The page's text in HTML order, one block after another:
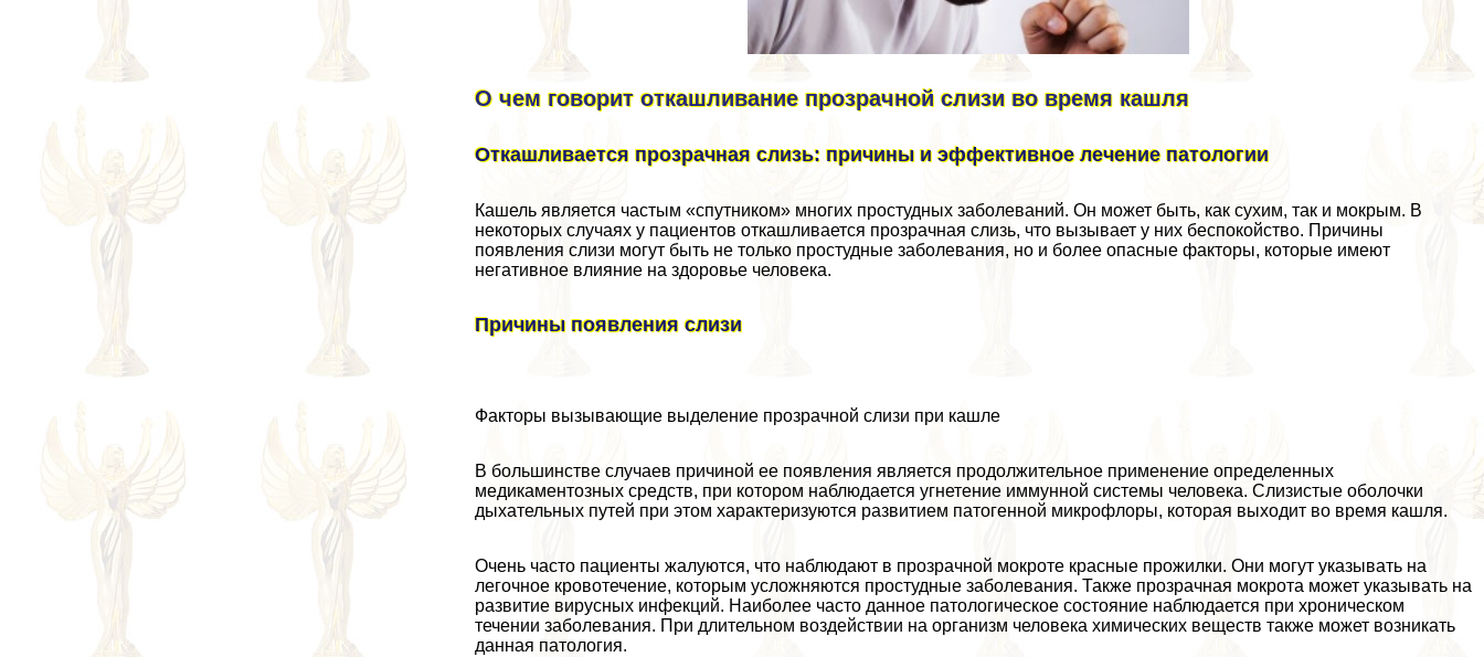
О чем говорит откашливание прозрачной слизи во время кашля
Откашливается прозрачная слизь: причины и эффективное лечение патологии
Кашель является частым «спутником» многих простудных заболеваний. Он может быть, как сухим, так и мокрым. В
некоторых случаях у пациентов откашливается прозрачная слизь, что вызывает у них беспокойство. Причины
появления слизи могут быть не только простудные заболевания, но и более опасные факторы, которые имеют
негативное влияние на здоровье человека.
Причины появления слизи
Факторы вызывающие выделение прозрачной слизи при кашле
В большинстве случаев причиной ее появления является продолжительное применение определенных
медикаментозных средств, при котором наблюдается угнетение иммунной системы человека. Слизистые оболочки
дыхательных путей при этом хаpaктеризуются развитием патогенной микрофлоры, которая выходит во время кашля.
Очень часто пациенты жалуются, что наблюдают в прозрачной мокроте красные прожилки. Они могут указывать на
легочное кровотечение, которым усложняются простудные заболевания. Также прозрачная мокрота может указывать на
развитие вирусных инфекций. Наиболее часто данное патологическое состояние наблюдается при хроническом
течении заболевания. При длительном воздействии на организм человека химических веществ также может возникать
данная патология.